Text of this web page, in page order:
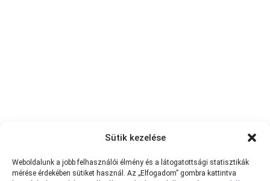
Sütik kezelése
Weboldalunk a jobb felhasználói élmény és a látogatottsági statisztikák
mérése érdekében sütiket használ. Az „Elfogadom” gombra kattintva